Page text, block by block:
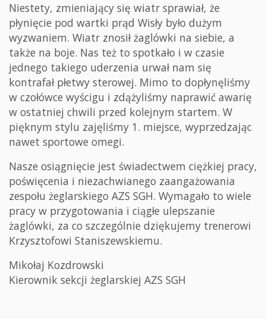
Niestety, zmieniający się wiatr sprawiał, że
płynięcie pod wartki prąd Wisły było dużym
wyzwaniem. Wiatr znosił żaglówki na siebie, a
także na boje. Nas też to spotkało i w czasie
jednego takiego uderzenia urwał nam się
kontrafał płetwy sterowej. Mimo to dopłynęliśmy
w czołówce wyścigu i zdążyliśmy naprawić awarię
w ostatniej chwili przed kolejnym startem. W
pięknym stylu zajęliśmy 1. miejsce, wyprzedzając
nawet sportowe omegi.
Nasze osiągnięcie jest świadectwem ciężkiej pracy,
poświęcenia i niezachwianego zaangażowania
zespołu żeglarskiego AZS SGH. Wymagało to wiele
pracy w przygotowania i ciągłe ulepszanie
żaglówki, za co szczególnie dziękujemy trenerowi
Krzysztofowi Staniszewskiemu.
Mikołaj Kozdrowski
Kierownik sekcji żeglarskiej AZS SGH